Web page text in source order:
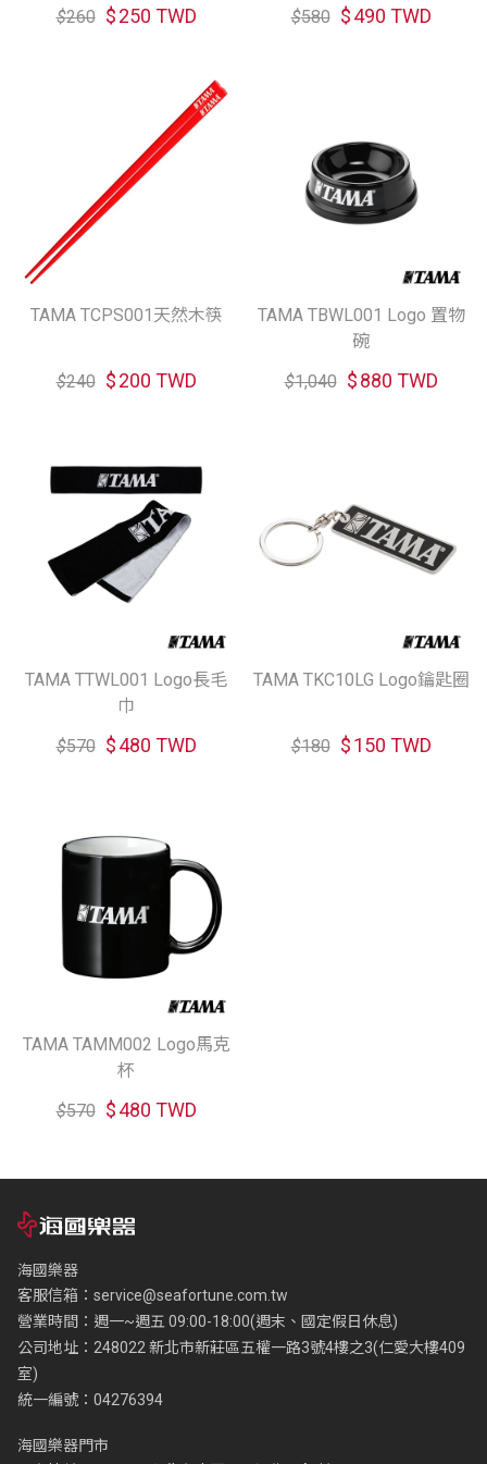
$260 $250 TWD
$580 $490 TWD
TAMA TCPS001天然木筷
$240 $200 TWD
TAMA TBWL001 Logo 置物
碗
$1,040 $880 TWD
TAMA TTWL001 Logo長毛
巾
$570 $480 TWD
TAMA TKC10LG Logo鑰匙圈
$180 $150 TWD
TAMA TAMM002 Logo馬克
杯
$570 $480 TWD
海國樂器
客服信箱： service@seafortune.com.tw
營業時間：週一~週五 09:00-18:00(週末、國定假日休息)
公司地址：248022 新北市新莊區五權一路3號4樓之3(仁愛大樓409
室)
統一編號：04276394
海國樂器門市